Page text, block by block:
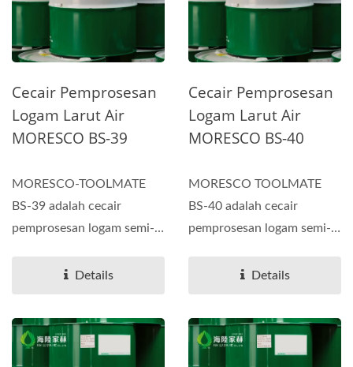
Cecair Pemprosesan
Logam Larut Air
MORESCO BS-39
MORESCO-TOOLMATE
BS-39 adalah cecair
pemprosesan logam semi-
Details
Cecair Pemprosesan
Logam Larut Air
MORESCO BS-40
MORESCO TOOLMATE
BS-40 adalah cecair
pemprosesan logam semi-
Details